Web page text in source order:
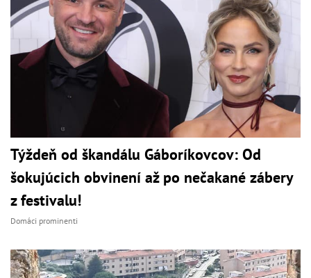
Týždeň od škandálu Gáboríkovcov: Od
šokujúcich obvinení až po nečakané zábery
z festivalu!
Domáci prominenti